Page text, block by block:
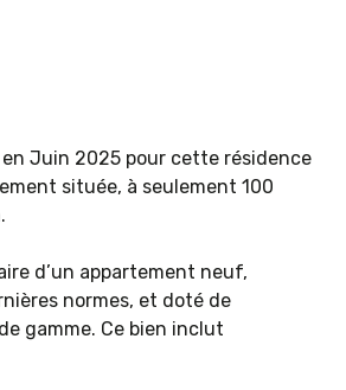
en Juin 2025 pour cette résidence
située, à seulement 100
d’un appartement neuf,
normes, et doté de
gamme. Ce bien inclut